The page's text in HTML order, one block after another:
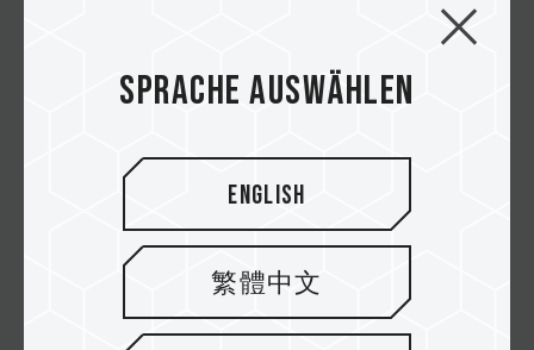
XTREEM sowie die USB-Sticks T162
und T171 wurden mit den COMPUTEX
T-FORCE XTREEM DDR4 Memory
wurde mit dem GOOD DESIGN AWARD
2017 ausgezeichnet.
Sprache auswählen
English
繁體中文